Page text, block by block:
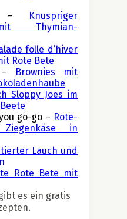
–
Knuspriger
Thymian-
folle d’hiver
Rote Bete
–
Brownies mit
Sloppy Joes im
go-go – Rote-
in
Lauch und
Rote Bete mit
es ein gratis